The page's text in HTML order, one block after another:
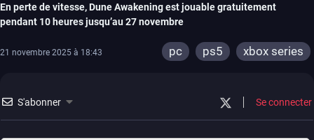
En perte de vitesse, Dune Awakening est jouable gratuitement
pendant 10 heures jusqu’au 27 novembre
21 novembre 2025 à 18:43 pc ps5 xbox series
S'abonner Se connecter